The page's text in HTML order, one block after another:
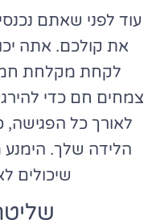
עוד לפני שאתם
את קולכם. אתה
לקחת מקלחת
צמחים חם כדי
לאורך כל הפגישה,
הלידה שלך. הימנע
שיכולים